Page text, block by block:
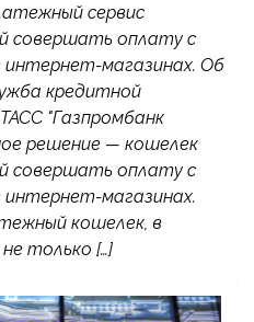
сервис
совершать оплату с
интернет-магазинах. Об
кредитной
"Газпромбанк
решение — кошелек
совершать оплату с
магазинах.
кошелек, в
только […]